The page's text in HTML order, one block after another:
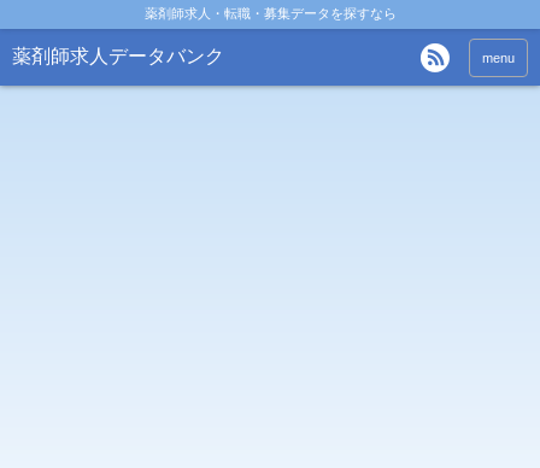
薬剤師求人・転職・募集データを探すなら
薬剤師求人データバンク menu